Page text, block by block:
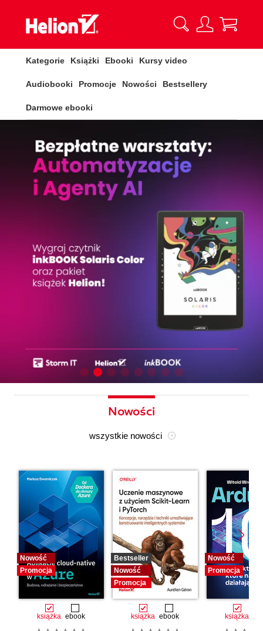
Kategorie Książki Ebooki Kursy video
Audiobooki Promocje Nowości Bestsellery
Darmowe ebooki
Nowości
wszystkie nowości
Nowość
Promocja
książka ebook
Bestseller
Nowość
Promocja
książka ebook
Nowość
Promocja
książka